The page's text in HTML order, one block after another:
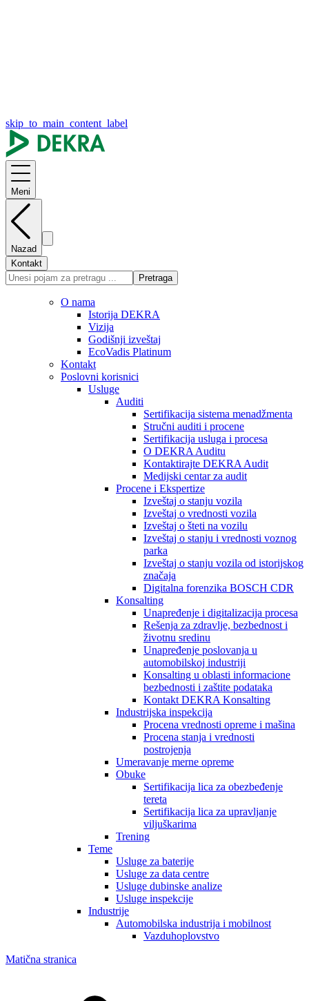
skip_to_main_content_label
Meni
Nazad
Kontakt
Pretraga
O nama
Istorija DEKRA
Vizija
Godišnji izveštaj
EcoVadis Platinum
Kontakt
Poslovni korisnici
Usluge
Auditi
Sertifikacija sistema menadžmenta
Stručni auditi i procene
Sertifikacija usluga i procesa
O DEKRA Auditu
Kontaktirajte DEKRA Audit
Medijski centar za audit
Procene i Ekspertize
Izveštaj o stanju vozila
Izveštaj o vrednosti vozila
Izveštaj o šteti na vozilu
Izveštaj o stanju i vrednosti voznog
parka
Izveštaj o stanju vozila od istorijskog
značaja
Digitalna forenzika BOSCH CDR
Konsalting
Unapređenje i digitalizacija procesa
Rešenja za zdravlje, bezbednost i
životnu sredinu
Unapređenje poslovanja u
automobilskoj industriji
Konsalting u oblasti informacione
bezbednosti i zaštite podataka
Kontakt DEKRA Konsalting
Industrijska inspekcija
Procena vrednosti opreme i mašina
Procena stanja i vrednosti
postrojenja
Umeravanje merne opreme
Obuke
Sertifikacija lica za obezbeđenje
tereta
Sertifikacija lica za upravljanje
viljuškarima
Trening
Teme
Usluge za baterije
Usluge za data centre
Usluge dubinske analize
Usluge inspekcije
Industrije
Automobilska industrija i mobilnost
Vazduhoplovstvo
Matična stranica